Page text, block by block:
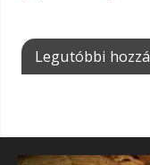
Legutóbbi